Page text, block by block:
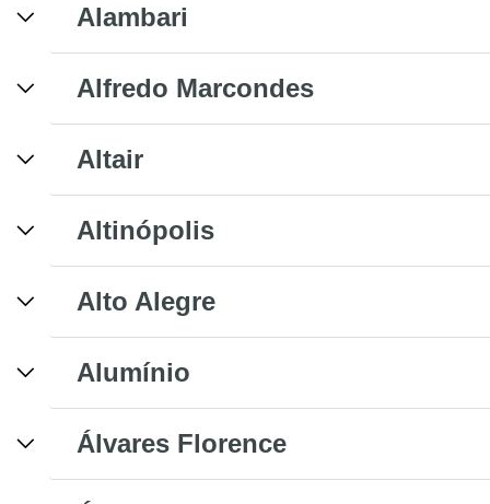
Alambari
Alfredo Marcondes
Altair
Altinópolis
Alto Alegre
Alumínio
Álvares Florence